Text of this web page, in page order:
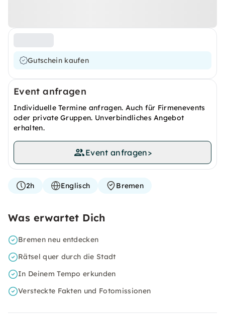
Gutschein kaufen
Event anfragen
Individuelle Termine anfragen. Auch für Firmenevents
oder private Gruppen. Unverbindliches Angebot
erhalten.
Event anfragen>
2h Englisch Bremen
Was erwartet Dich
Bremen neu entdecken
Rätsel quer durch die Stadt
In Deinem Tempo erkunden
Versteckte Fakten und Fotomissionen